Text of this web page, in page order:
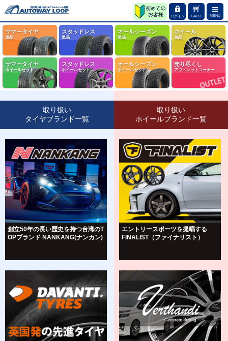
ログイン CART MENU
サマータイヤ
単品
スタッドレス
単品
オールシーズン
単品
ホイール
単品
サマータイヤ
ホイールセット
スタッドレス
ホイールセット
オールシーズン
ホイールセット
売り尽くし
アウトレットコーナー
取り扱い
タイヤブランド一覧
創立50年の長い歴史を持つ台湾のT
OPブランド NANKANG(ナンカン)
取り扱い
ホイールブランド一覧
エントリースポーツを提唱する
FINALIST（ファイナリスト）